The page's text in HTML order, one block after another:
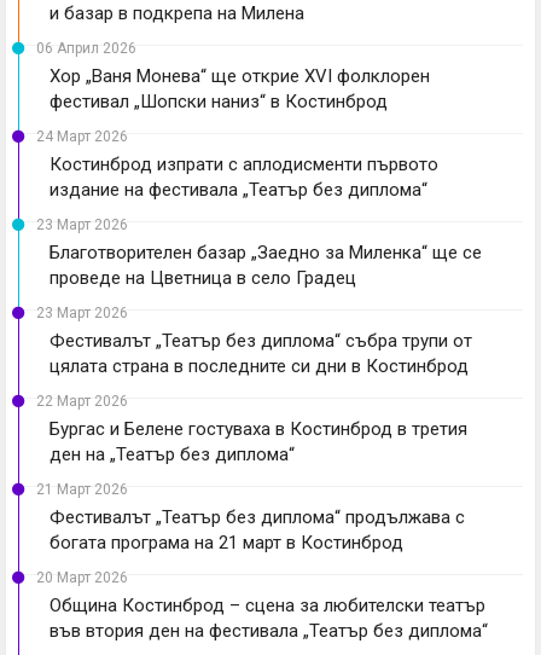
и базар в подкрепа на Милена
06 Април 2026
Хор „Ваня Монева“ ще открие XVI фолклорен
фестивал „Шопски наниз“ в Костинброд
24 Март 2026
Костинброд изпрати с аплодисменти първото
издание на фестивала „Театър без диплома“
23 Март 2026
Благотворителен базар „Заедно за Миленка“ ще се
проведе на Цветница в село Градец
23 Март 2026
Фестивалът „Театър без диплома“ събра трупи от
цялата страна в последните си дни в Костинброд
22 Март 2026
Бургас и Белене гостуваха в Костинброд в третия
ден на „Театър без диплома“
21 Март 2026
Фестивалът „Театър без диплома“ продължава с
богата програма на 21 март в Костинброд
20 Март 2026
Община Костинброд – сцена за любителски театър
във втория ден на фестивала „Театър без диплома“